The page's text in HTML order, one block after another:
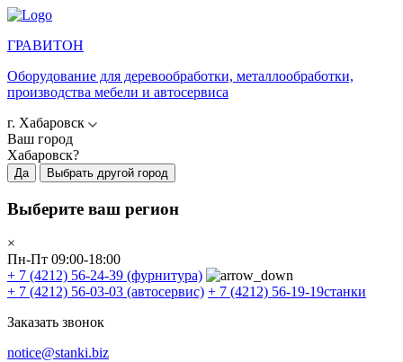
ГРАВИТОН
Оборудование для деревообработки, металлообработки,
производства мебели и автосервиса
г. Хабаровск
Ваш город
Хабаровск?
Да Выбрать другой город
Выберите ваш регион
×
Пн-Пт 09:00-18:00
+ 7 (4212) 56-24-39 (фурнитура)
+ 7 (4212) 56-03-03 (автосервис) + 7 (4212) 56-19-19станки
Заказать звонок
notice@stanki.biz